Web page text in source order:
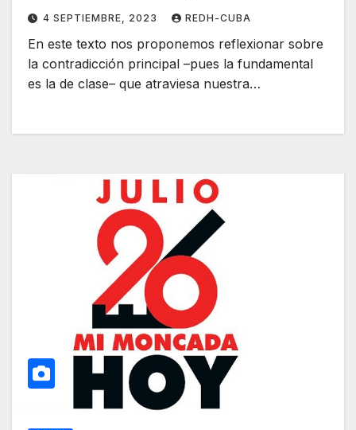
4 SEPTIEMBRE, 2023 REDH-CUBA
En este texto nos proponemos reflexionar sobre
la contradicción principal –pues la fundamental
es la de clase– que atraviesa nuestra…